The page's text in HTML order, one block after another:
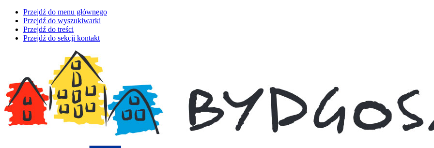
Przejdź do menu głównego
Przejdź do wyszukiwarki
Przejdź do treści
Przejdź do sekcji kontakt